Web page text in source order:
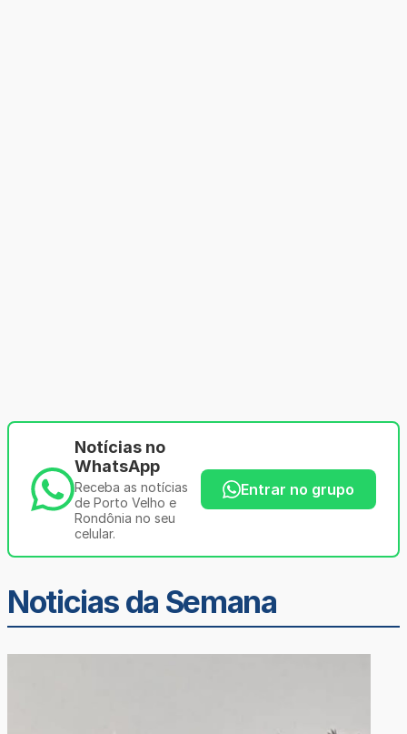
Notícias no
WhatsApp
Receba as notícias
de Porto Velho e
Rondônia no seu
celular.
Entrar no grupo
Noticias da Semana